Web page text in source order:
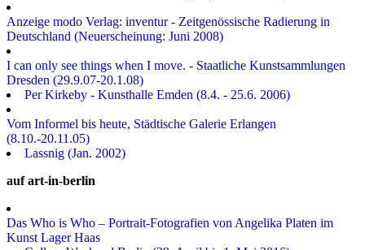
Anzeige modo Verlag: inventur - Zeitgenössische Radierung in
Deutschland (Neuerscheinung: Juni 2008)
I can only see things when I move. - Staatliche Kunstsammlungen
Dresden (29.9.07-20.1.08)
Per Kirkeby - Kunsthalle Emden (8.4. - 25.6. 2006)
Vom Informel bis heute, Städtische Galerie Erlangen
(8.10.-20.11.05)
Lassnig (Jan. 2002)
auf art-in-berlin
Das Who is Who – Portrait-Fotografien von Angelika Platen im
Kunst Lager Haas